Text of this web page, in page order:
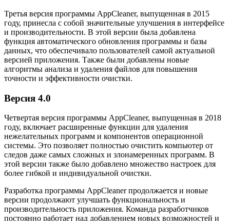
Третья версия программы AppCleaner, выпущенная в 2015
году, принесла с собой значительные улучшения в интерфейсе
и производительности. В этой версии была добавлена
функция автоматического обновления программы и базы
данных, что обеспечивало пользователей самой актуальной
версией приложения. Также были добавлены новые
алгоритмы анализа и удаления файлов для повышения
точности и эффективности очистки.
Версия 4.0
Четвертая версия программы AppCleaner, выпущенная в 2018
году, включает расширенные функции для удаления
нежелательных программ и компонентов операционной
системы. Это позволяет полностью очистить компьютер от
следов даже самых сложных и злонамеренных программ. В
этой версии также было добавлено множество настроек для
более гибкой и индивидуальной очистки.
Разработка программы AppCleaner продолжается и новые
версии продолжают улучшать функциональность и
производительность приложения. Команда разработчиков
постоянно работает над добавлением новых возможностей и